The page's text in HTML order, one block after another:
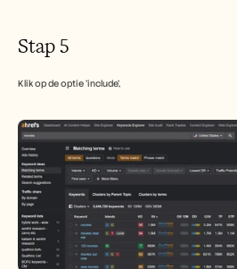
Stap 5
Klik op de optie 'include',